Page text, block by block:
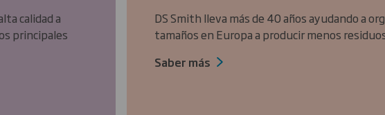
calidad a
principales
DS Smith lleva más de 40 años ayudando a
tamaños en Europa a producir menos
Saber más